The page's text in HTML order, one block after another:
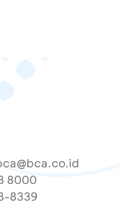
8000
8339